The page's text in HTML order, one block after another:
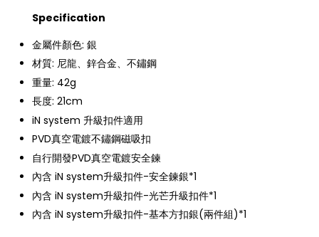
Specification
金屬件顏色: 銀
材質: 尼龍、鋅合金、不鏽鋼
重量: 42g
長度: 21cm
iN system 升級扣件適用
PVD真空電鍍不鏽鋼磁吸扣
自行開發PVD真空電鍍安全鍊
內含 iN system升級扣件-安全鍊銀*1
內含 iN system升級扣件-光芒升級扣件*1
內含 iN system升級扣件-基本方扣銀(兩件組)*1